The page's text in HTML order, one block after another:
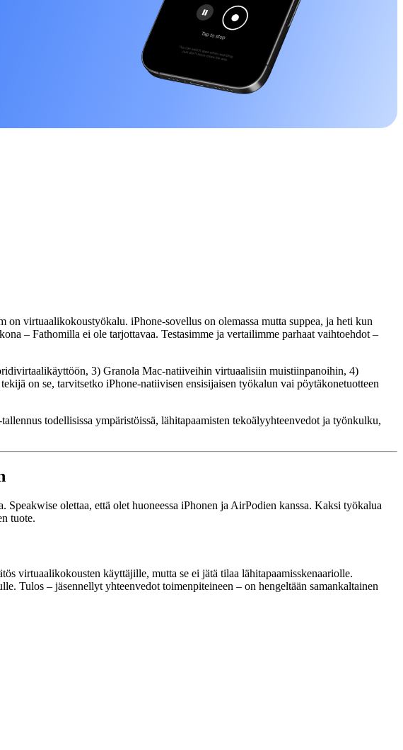
virtuaalikokoustyökalu. iPhone-sovellus on olemassa mutta suppea, ja heti kun
– Fathomilla ei ole tarjottavaa. Testasimme ja vertailimme parhaat vaihtoehdot –
3) Granola Mac-natiiveihin virtuaalisiin muistiinpanoihin, 4)
on se, tarvitsetko iPhone-natiivisen ensisijaisen työkalun vai pöytäkonetuotteen
todellisissa ympäristöissä, lähitapaamisten tekoälyyhteenvedot ja työnkulku,
olettaa, että olet huoneessa iPhonen ja AirPodien kanssa. Kaksi työkalua
tuote.
virtuaalikokousten käyttäjille, mutta se ei jätä tilaa lähitapaamisskenaariolle.
Tulos – jäsennellyt yhteenvedot toimenpiteineen – on hengeltään samankaltainen